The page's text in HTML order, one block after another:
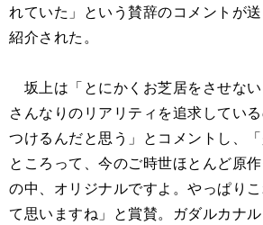
れていた」という賛辞のコメントが
紹介された。
坂上は「とにかくお芝居をさせな
さんなりのリアリティを追求してい
つけるんだと思う」とコメントし、
ところって、今のご時世ほとんど原
の中、オリジナルですよ。やっぱり
て思いますね」と賞賛。ガダルカナ